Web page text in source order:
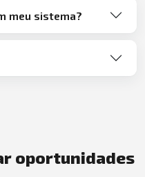
meu sistema?
oportunidades